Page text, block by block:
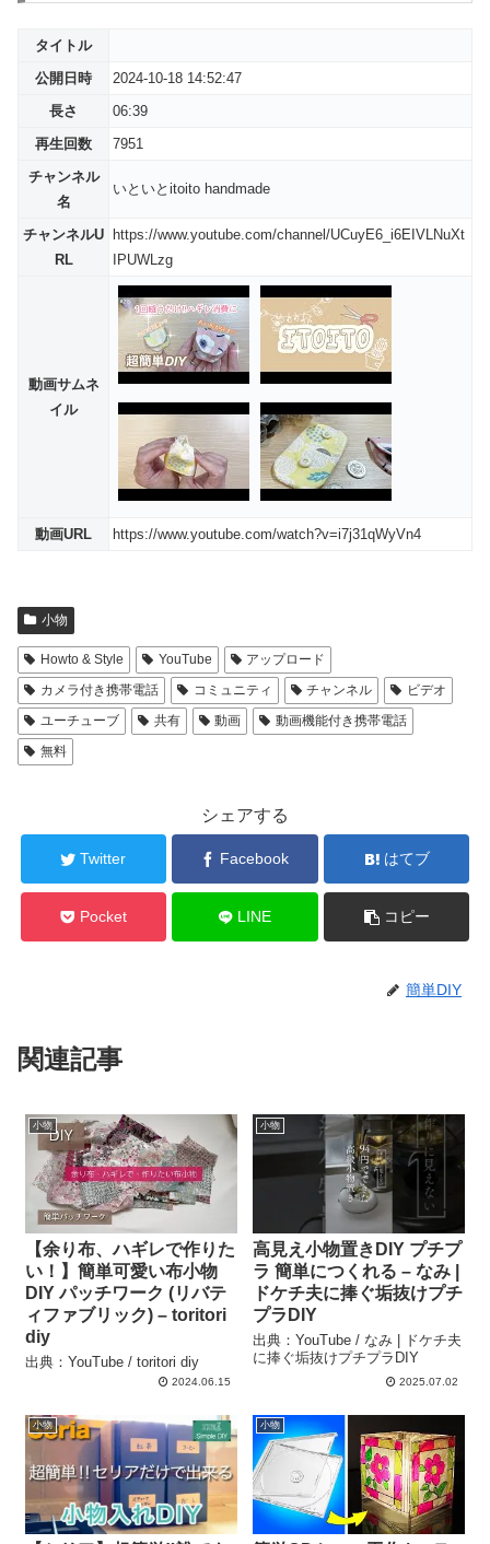
タイトル
公開日時
2024-10-18 14:52:47
長さ
06:39
再生回数
7951
チャンネル
名
いといとitoito handmade
チャンネルU
RL
https://www.youtube.com/channel/UCuyE6_i6EIVLNuXt
IPUWLzg
動画サムネ
イル
動画URL https://www.youtube.com/watch?v=i7j31qWyVn4
小物
Howto & Style YouTube
アップロード
カメラ付き携帯電話
コミュニティ チャンネル
ビデオ
ユーチューブ
共有 動画
動画機能付き携帯電話
無料
シェアする
Twitter Facebook はてブ
Pocket LINE コピー
簡単DIY
関連記事
小物
【余り布、ハギレで作りた
い！】簡単可愛い布小物
DIY パッチワーク (リバテ
ィファブリック) – toritori
diy
出典：YouTube / toritori diy
2024.06.15
小物
高見え小物置きDIY プチプ
ラ 簡単につくれる – なみ |
ドケチ夫に捧ぐ垢抜けプチ
プラDIY
出典：YouTube / なみ | ドケチ夫
に捧ぐ垢抜けプチプラDIY
2025.07.02
小物 小物